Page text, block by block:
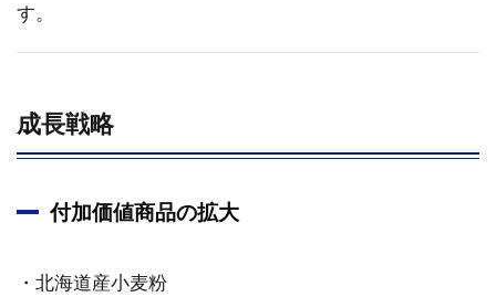
す。
成長戦略
付加価値商品の拡大
・北海道産小麦粉